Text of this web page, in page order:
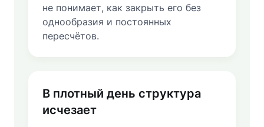
не понимает, как закрыть его без
однообразия и постоянных
пересчётов.
В плотный день структура
исчезает